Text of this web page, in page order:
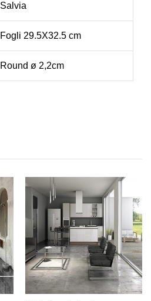
Salvia
Fogli 29.5X32.5 cm
Round ø 2,2cm